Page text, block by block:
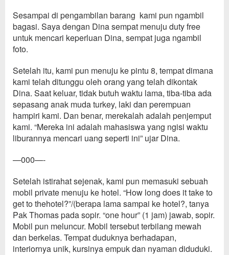
Sesampai di pengambilan barang kami pun ngambil
bagasi. Saya dengan Dina sempat menuju duty free
untuk mencari keperluan Dina, sempat juga ngambil
foto.
Setelah itu, kami pun menuju ke pintu 8, tempat dimana
kami telah ditunggu oleh orang yang telah dikontak
Dina. Saat keluar, tidak butuh waktu lama, tiba-tibaada
sepasang anak mudaturkey, laki dan perempuan
hampiri kami. Dan benar, merekalah adalah penjemput
kami. “Mereka ini adalah mahasiswa yang ngisi waktu
liburannya mencari uang seperti ini” ujar Dina.
—000—-
Setelah istirahat sejenak, kami pun memasuki sebuah
mobil private menuju ke hotel. “How long does it taketo
get to thehotel?”/(berapa lama sampai ke hotel?, tanya
Pak Thomas pada sopir. “one hour” (1 jam) jawab, sopir.
Mobil pun meluncur. Mobil tersebutterbilang mewah
dan berkelas. Tempat duduknya berhadapan,
interiornya unik, kursinya empuk dan nyaman diduduki.